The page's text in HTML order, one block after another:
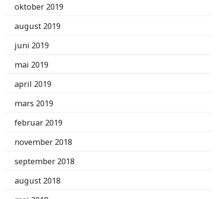
oktober 2019
august 2019
juni 2019
mai 2019
april 2019
mars 2019
februar 2019
november 2018
september 2018
august 2018